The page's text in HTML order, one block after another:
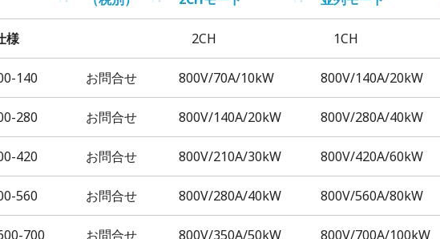
2CHモード
並列モード
様 2CH 1CH
140 お問合せ 800V/70A/10kW 800V/140A/20kW
280 お問合せ 800V/140A/20kW 800V/280A/40kW
420 お問合せ 800V/210A/30kW 800V/420A/60kW
560 お問合せ 800V/280A/40kW 800V/560A/80kW
700 お問合せ 800V/350A/50kW 800V/700A/100kW